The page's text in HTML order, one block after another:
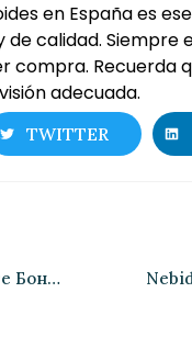
en España es
de calidad.
compra. Recuerda
adecuada.
TWITTER
Dragon Money промокоды: Получайте Бонусы в Казино